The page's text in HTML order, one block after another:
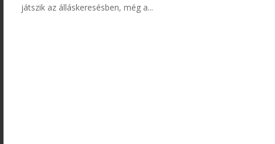
játszik az álláskeresésben, még a...